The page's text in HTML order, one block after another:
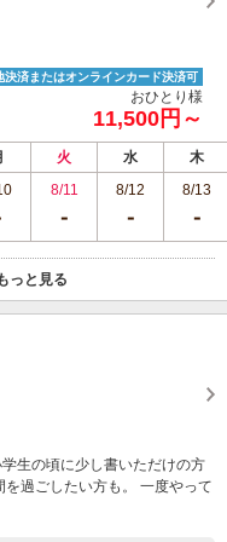
決済またはオンラインカード決済可
おひとり様
11,500円～
火 水
木
8/11 8/12 8/13
っと見る
生の頃に少し書いただけの方
過ごしたい方も。 一度やって